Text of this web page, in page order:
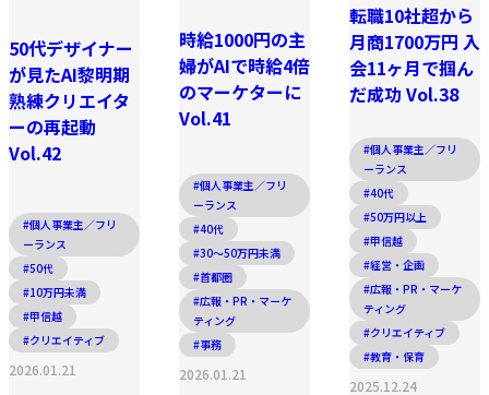
50代デザイナー
が見たAI黎明期
熟練クリエイタ
ーの再起動
Vol.42
#個人事業主／フリ
ーランス
#50代
#10万円未満
#甲信越
#クリエイティブ
2026.01.21
時給1000円の主
婦がAIで時給4倍
のマーケターに
Vol.41
#個人事業主／フリ
ーランス
#40代
#30〜50万円未満
#首都圏
#広報・PR・マーケ
ティング
#事務
2026.01.21
転職10社超から
月商1700万円 入
会11ヶ月で掴ん
だ成功 Vol.38
#個人事業主／フリ
ーランス
#40代
#50万円以上
#甲信越
#経営・企画
#広報・PR・マーケ
ティング
#クリエイティブ
#教育・保育
2025.12.24